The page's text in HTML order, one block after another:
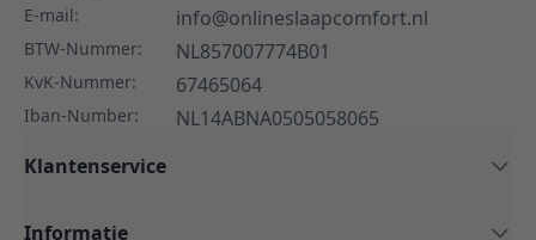
E-mail: info@onlineslaapcomfort.nl
BTW-Nummer: NL857007774B01
KvK-Nummer: 67465064
Iban-Number:
NL14ABNA0505058065
Klantenservice
Informatie